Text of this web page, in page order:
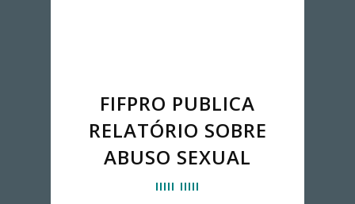
FIFPRO PUBLICA
RELATÓRIO SOBRE
ABUSO SEXUAL